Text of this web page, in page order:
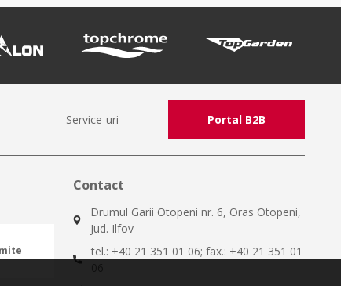
Service-uri Portal B2B
Contact
Drumul Garii Otopeni nr. 6, Oras Otopeni,
Jud. Ilfov
tel.: +40 21 351 01 06; fax.: +40 21 351 01